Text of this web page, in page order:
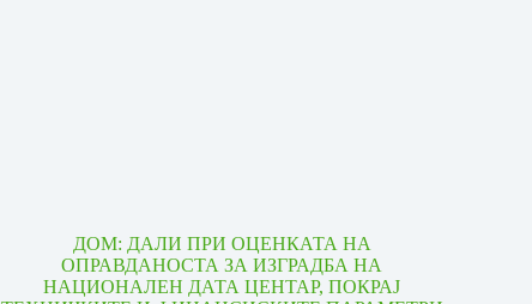
ДОМ: ДАЛИ ПРИ ОЦЕНКАТА НА
ОПРАВДАНОСТА ЗА ИЗГРАДБА НА
НАЦИОНАЛЕН ДАТА ЦЕНТАР, ПОКРАЈ